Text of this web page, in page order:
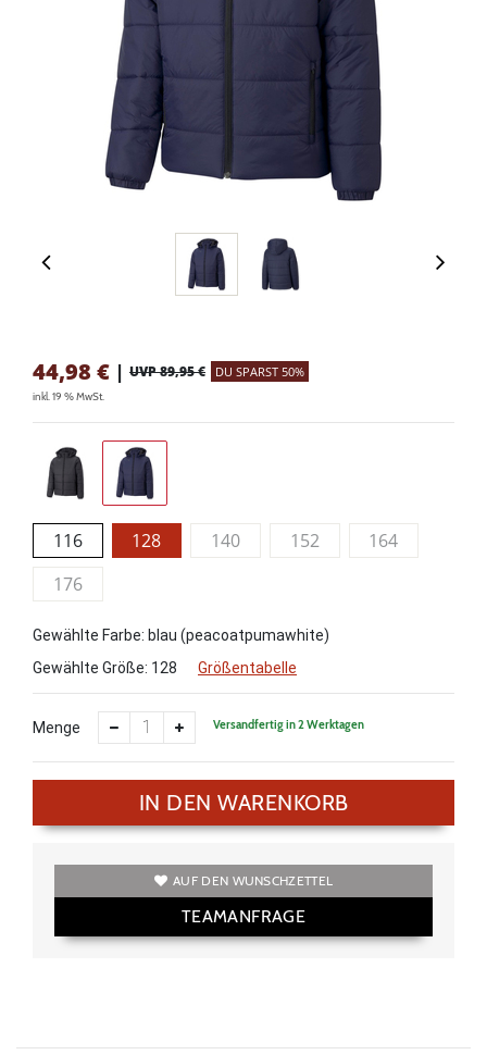
44,98 € | UVP 89,95 € DU SPARST 50%
inkl. 19 % MwSt.
116 128 140 152
164
176
Gewählte Farbe: blau (peacoatpumawhite)
Gewählte Größe: 128 Größentabelle
Menge Versandfertig in 2 Werktagen
IN DEN WARENKORB
AUF DEN WUNSCHZETTEL
TEAMANFRAGE